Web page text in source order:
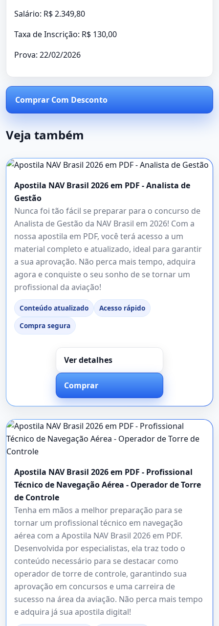
Salário: R$ 2.349,80
Taxa de Inscrição: R$ 130,00
Prova: 22/02/2026
Comprar Com Desconto
Veja também
Apostila NAV Brasil 2026 em PDF - Analista de
Gestão
Nunca foi tão fácil se preparar para o concurso de
Analista de Gestão da NAV Brasil em 2026! Com a
nossa apostila em PDF, você terá acesso a um
material completo e atualizado, ideal para garantir
a sua aprovação. Não perca mais tempo, adquira
agora e conquiste o seu sonho de se tornar um
profissional da aviação!
Conteúdo atualizado
Acesso rápido
Compra segura
Ver detalhes
Comprar
Apostila NAV Brasil 2026 em PDF - Profissional
Técnico de Navegação Aérea - Operador de Torre
de Controle
Tenha em mãos a melhor preparação para se
tornar um profissional técnico em navegação
aérea com a Apostila NAV Brasil 2026 em PDF.
Desenvolvida por especialistas, ela traz todo o
conteúdo necessário para se destacar como
operador de torre de controle, garantindo sua
aprovação em concursos e uma carreira de
sucesso na área da aviação. Não perca mais tempo
e adquira já sua apostila digital!